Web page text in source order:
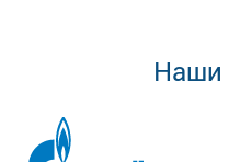
Наши